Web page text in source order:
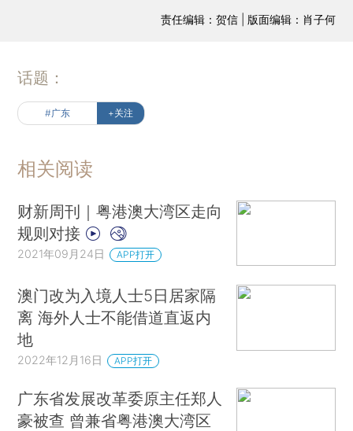
责任编辑：贺信 | 版面编辑：肖子何
话题：
#广东 +关注
相关阅读
财新周刊｜粤港澳大湾区走向
规则对接
2021年09月24日 APP打开
澳门改为入境人士5日居家隔
离 海外人士不能借道直返内
地
2022年12月16日 APP打开
广东省发展改革委原主任郑人
豪被查 曾兼省粤港澳大湾区